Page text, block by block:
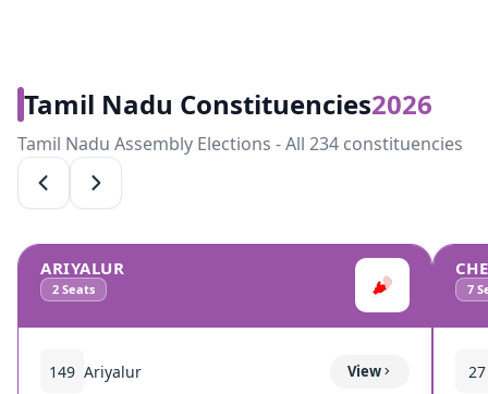
Tamil Nadu Constituencies2026
Tamil Nadu Assembly Elections - All 234 constituencies
ARIYALUR
2 Seats
149 Ariyalur View
7
27